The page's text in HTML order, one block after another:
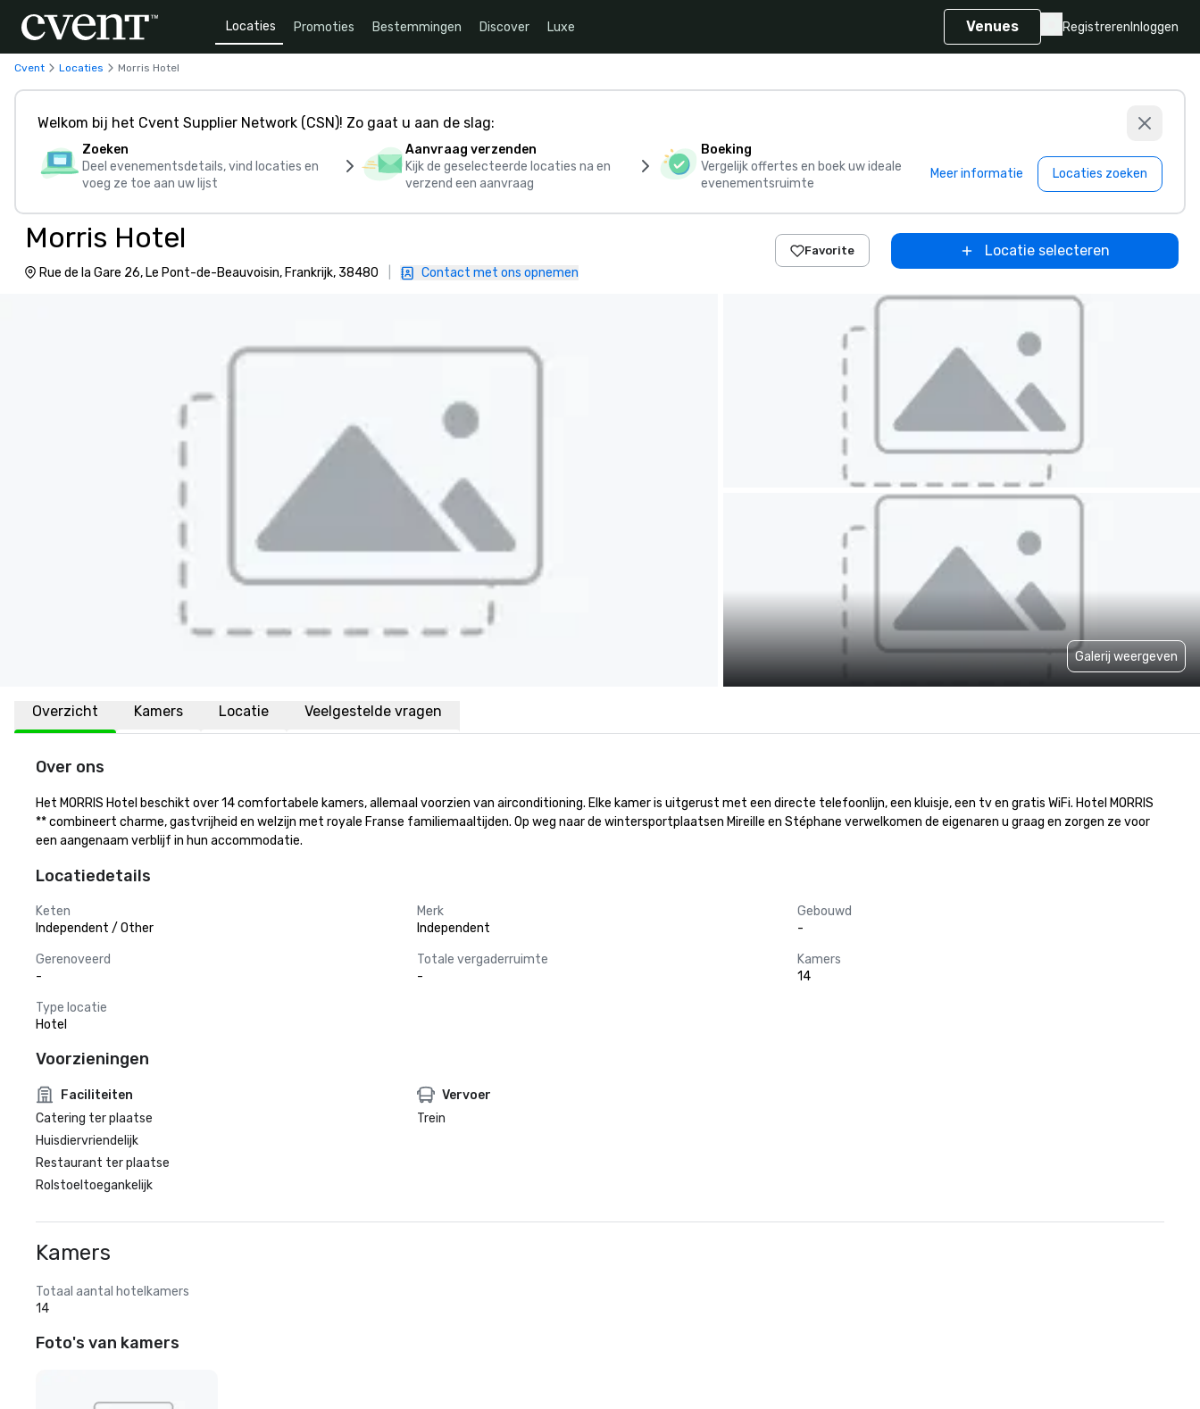
Locaties Promoties Bestemmingen Discover Luxe Venues Registreren Inloggen
Cvent Locaties Morris Hotel
Welkom bij het Cvent Supplier Network (CSN)! Zo gaat u aan de slag:
Zoeken
Deel evenementsdetails, vind locaties en
voeg ze toe aan uw lijst
Aanvraag verzenden
Kijk de geselecteerde locaties na en
verzend een aanvraag
Boeking
Vergelijk offertes en boek uw ideale
evenementsruimte
Meer informatie Locaties zoeken
Morris Hotel
Rue de la Gare 26, Le Pont-de-Beauvoisin, Frankrijk, 38480 Contact met ons opnemen
Favorite Locatie selecteren
Galerij weergeven
Overzicht Kamers Locatie Veelgestelde vragen
Over ons
Het MORRIS Hotel beschikt over 14 comfortabele kamers, allemaal voorzien van airconditioning. Elke kamer is uitgerust met een directe telefoonlijn, een kluisje, een tv en gratis WiFi. Hotel MORRIS
** combineert charme, gastvrijheid en welzijn met royale Franse familiemaaltijden. Op weg naar de wintersportplaatsen Mireille en Stéphane verwelkomen de eigenaren u graag en zorgen ze voor
een aangenaam verblijf in hun accommodatie.
Locatiedetails
Keten
Independent / Other
Merk
Independent
Gebouwd
-
Gerenoveerd
-
Totale vergaderruimte
-
Kamers
14
Type locatie
Hotel
Voorzieningen
Faciliteiten
Catering ter plaatse
Huisdiervriendelijk
Restaurant ter plaatse
Rolstoeltoegankelijk
Vervoer
Trein
Kamers
Totaal aantal hotelkamers
14
Foto's van kamers